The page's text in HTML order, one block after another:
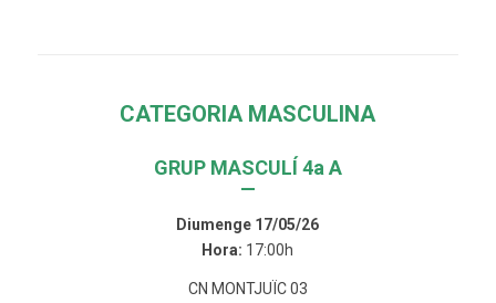
CATEGORIA MASCULINA
GRUP MASCULÍ 4a A
—
Diumenge 17/05/26
Hora: 17:00h
CN MONTJUÏC 03